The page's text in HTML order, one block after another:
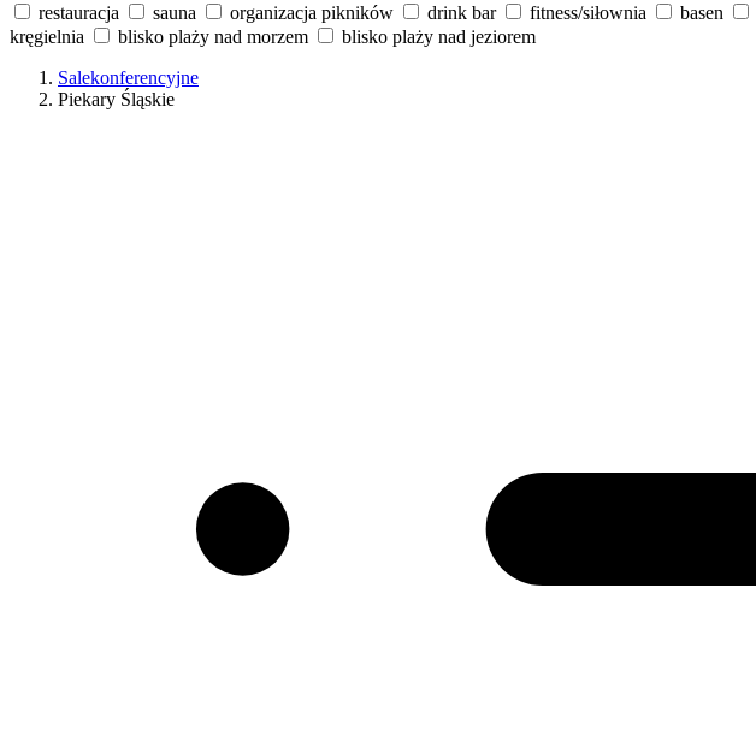
restauracja
sauna organizacja pikników drink bar fitness/siłownia basen
kręgielnia
blisko plaży nad morzem
blisko plaży nad jeziorem
Salekonferencyjne
Piekary Śląskie